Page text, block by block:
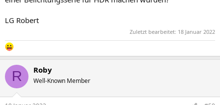
LG Robert
Zuletzt bearbeitet: 18 Januar 2022
R Roby
Well-Known Member